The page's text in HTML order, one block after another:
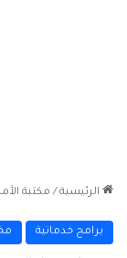
الرئيسية / مكتبة
برامج خدماتية